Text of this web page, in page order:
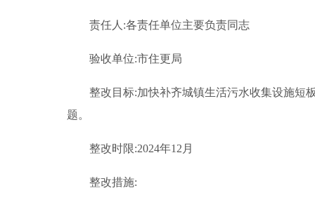
责任人:各责任单位主要负责同志
验收单位:市住更局
整改目标:加快补齐城镇生活污水收集设施短
题。
整改时限:2024年12月
整改措施: